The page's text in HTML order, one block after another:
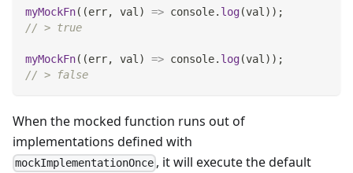
myMockFn( (err, val ) => console. log(val ) ) ;
// > true
myMockFn( (err, val ) => console. log(val ) ) ;
// > false
When the mocked function runs out of
implementations defined with
mockImplementationOnce , it will execute the default